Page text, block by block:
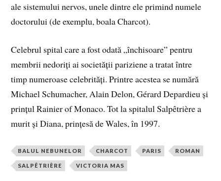
ale sistemului nervos, unele dintre ele primind numele
doctorului (de exemplu, boala Charcot).
Celebrul spital care a fost odată „închisoare” pentru
membrii nedoriți ai societății pariziene a tratat între
timp numeroase celebrități. Printre acestea se numără
Michael Schumacher, Alain Delon, Gérard Depardieu și
prințul Rainier of Monaco. Tot la spitalul Salpêtrière a
murit și Diana, prințesă de Wales, în 1997.
BALUL NEBUNELOR CHARCOT PARIS ROMAN
SALPÊTRIÈRE VICTORIA MAS